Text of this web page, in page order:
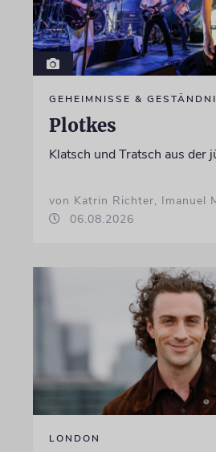
GEHEIMNISSE &
Plotkes
Klatsch und Tratsch aus der
von Katrin Richter, Imanuel
06.08.2026
LONDON